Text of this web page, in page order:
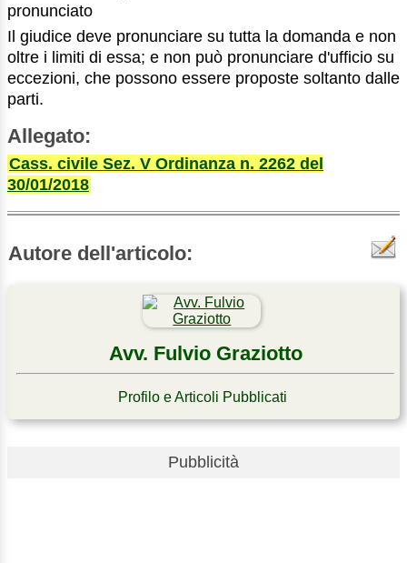
pronunciato
Il giudice deve pronunciare su tutta la domanda e non
oltre i limiti di essa; e non può pronunciare d'ufficio su
eccezioni, che possono essere proposte soltanto dalle
parti.
Allegato:
Cass. civile Sez. V Ordinanza n. 2262 del
30/01/2018
Autore dell'articolo:
Avv. Fulvio Graziotto
Profilo e Articoli Pubblicati
Pubblicità